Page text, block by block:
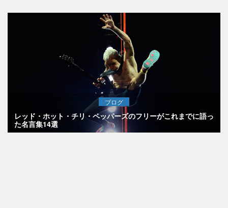
ブログ
レッド・ホット・チリ・ペッパーズのフリーがこれまでに語っ
た名言集14選